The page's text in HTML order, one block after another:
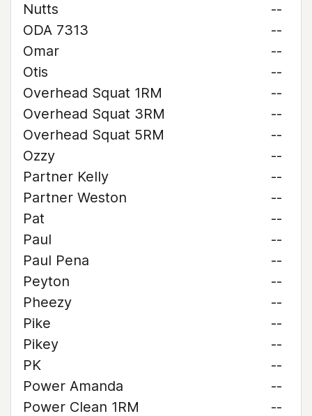
Nutts
--
ODA 7313
--
Omar
--
Otis
--
Overhead Squat 1RM
--
Overhead Squat 3RM
--
Overhead Squat 5RM
--
Ozzy
--
Partner Kelly
--
Partner Weston
--
Pat
--
Paul
--
Paul Pena
--
Peyton
--
Pheezy
--
Pike
--
Pikey
--
PK
--
Power Amanda
--
Power Clean 1RM
--